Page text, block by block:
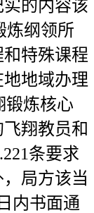
的内容该
炼纲领所
特殊课程
地域办理
锻炼核心
翔教员和
条要求
局方该当
内书面通